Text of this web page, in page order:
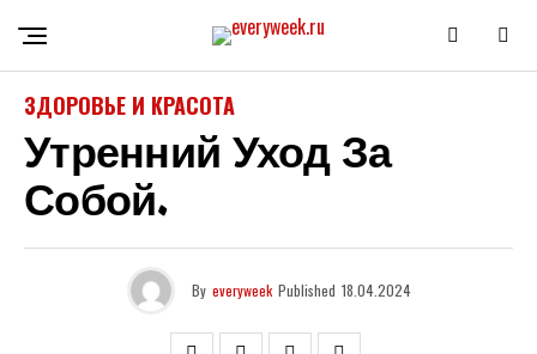
ЗДОРОВЬЕ И КРАСОТА
Утренний Уход За
Собой.
By everyweek Published 18.04.2024